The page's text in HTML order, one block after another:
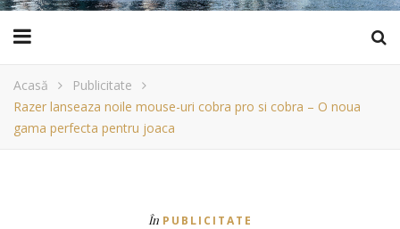
Acasă
Publicitate
Razer lanseaza noile mouse-uri cobra pro si cobra – O noua
gama perfecta pentru joaca
În PUBLICITATE